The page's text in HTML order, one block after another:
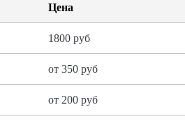
Цена
1800 руб
от 350 руб
от 200 руб